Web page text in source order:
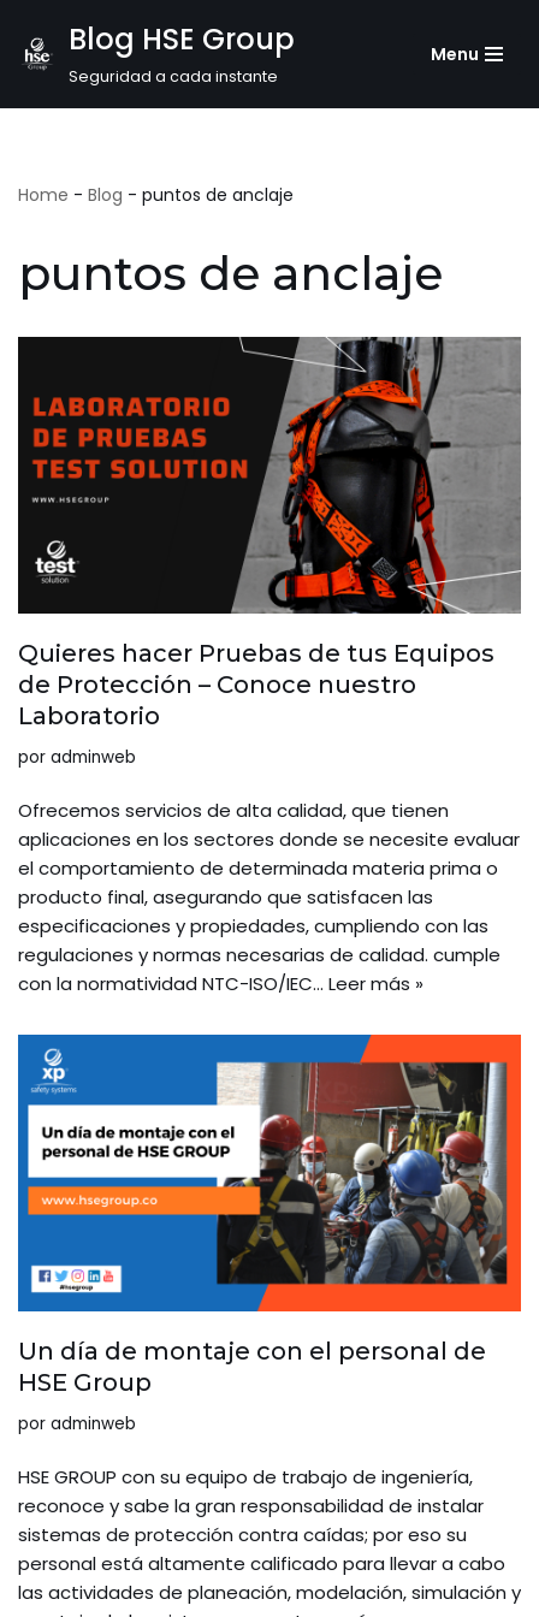
Saltar
Blog HSE Group
Seguridad a cada instante
Menu
Home - Blog - puntos de anclaje
puntos de anclaje
Quieres hacer Pruebas de tus Equipos
de Protección – Conoce nuestro
Laboratorio
por adminweb
Ofrecemos servicios de alta calidad, que tienen
aplicaciones en los sectores donde se necesite evaluar
el comportamiento de determinada materia prima o
producto final, asegurando que satisfacen las
especificaciones y propiedades, cumpliendo con las
regulaciones y normas necesarias de calidad. cumple
con la normatividad NTC-ISO/IEC… Leer más »
Un día de montaje con el personal de
HSE Group
por adminweb
HSE GROUP con su equipo de trabajo de ingeniería,
reconoce y sabe la gran responsabilidad de instalar
sistemas de protección contra caídas; por eso su
personal está altamente calificado para llevar a cabo
las actividades de planeación, modelación, simulación y